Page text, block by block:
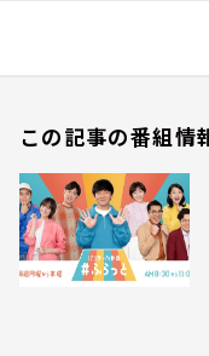
この記事の番組情